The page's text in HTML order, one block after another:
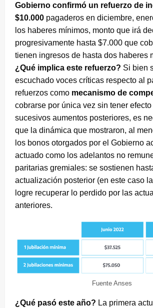
Gobierno confirmó un refuerzo de
$10.000 pagaderos en diciembre,
los haberes mínimos, monto que irá
progresivamente hasta $7.000 que
tienen ingresos de hasta dos haberes
¿Qué implica este refuerzo? Si bien
escuchado voces críticas respecto al
refuerzos como mecanismo de
cobrarse por única vez sin tener
sucesivos aumentos posteriores, es
que la dinámica que mostraron, al
los bonos otorgados por el Gobierno
actuado como los adelantos no
paritarias gremiales: se sostienen
actualización posterior (en este caso
logre recuperar lo perdido por las
anteriores.
Fuente Anses
¿Qué pasó este año? La primera